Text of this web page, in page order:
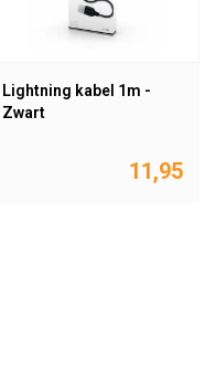
Lightning kabel 1m -
Zwart
11,95